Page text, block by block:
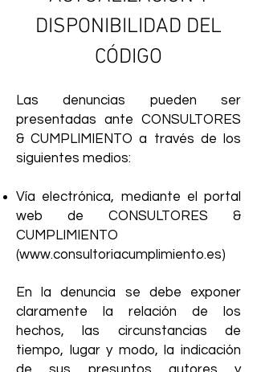
DISPONIBILIDAD DEL
CÓDIGO
Las denuncias pueden ser
presentadas ante CONSULTORES
& CUMPLIMIENTO a través de los
siguientes medios:
Vía electrónica, mediante el portal
web de CONSULTORES &
CUMPLIMIENTO
(www.consultoriacumplimiento.es)
En la denuncia se debe exponer
claramente la relación de los
hechos, las circunstancias de
tiempo, lugar y modo, la indicación